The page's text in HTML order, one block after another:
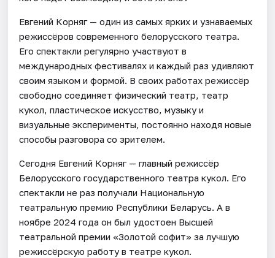
Евгений Корняг — один из самых ярких и узнаваемых
режиссёров современного белорусского театра.
Его спектакли регулярно участвуют в
международных фестивалях и каждый раз удивляют
своим языком и формой. В своих работах режиссёр
свободно соединяет физический театр, театр
кукол, пластическое искусство, музыку и
визуальные эксперименты, постоянно находя новые
способы разговора со зрителем.
Сегодня Евгений Корняг — главный режиссёр
Белорусского государственного театра кукол. Его
спектакли не раз получали Национальную
театральную премию Республики Беларусь. А в
ноябре 2024 года он был удостоен Высшей
театральной премии «Золотой софит» за лучшую
режиссёрскую работу в театре кукол.